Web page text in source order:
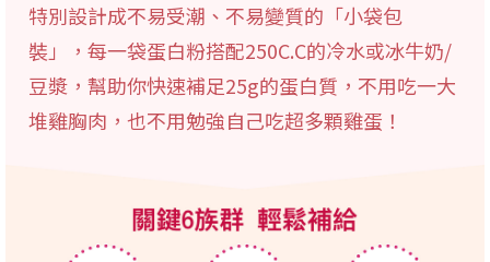
特別設計成不易受潮、不易變質的「小袋包
裝」，每一袋蛋白粉搭配250C.C的冷水或冰牛奶/
豆漿，幫助你快速補足25g的蛋白質，不用吃一大
堆雞胸肉，也不用勉強自己吃超多顆雞蛋！